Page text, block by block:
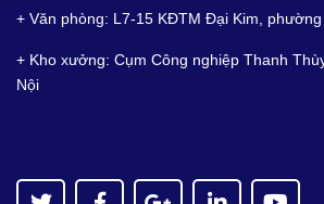
+ Văn phòng: L7-15 KĐTM Đại Kim,
+ Kho xưởng: Cụm Công nghiệp Thanh
Nội